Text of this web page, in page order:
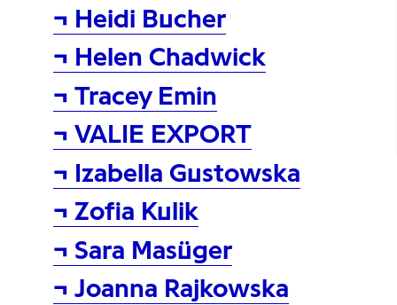
¬ Heidi Bucher
¬ Helen Chadwick
¬ Tracey Emin
¬ VALIE EXPORT
¬ Izabella Gustowska
¬ Zofia Kulik
¬ Sara Masüger
¬ Joanna Rajkowska